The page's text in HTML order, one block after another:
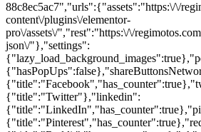
88c8ec5ac7","urls":{"assets":"https:\/\/
content\/plugins\/elementor-
pro\/assets\/","rest":"https:\/\/
json\/"},"settings":
{"title":"Twitter"},"linkedin":